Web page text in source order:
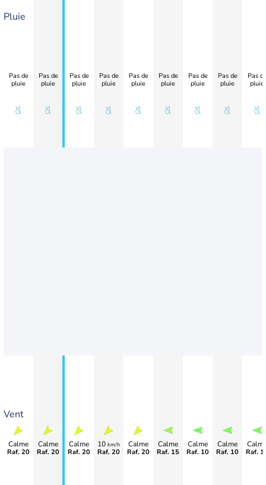
Pluie
Vent
Pas de
pluie
Calme
Raf. 20
Pas de
pluie
Calme
Raf. 20
Pas de
pluie
Calme
Raf. 20
Pas de
pluie
10 km/h
Raf. 20
Pas de
pluie
Calme
Raf. 20
Pas de
pluie
Calme
Raf. 15
Pas de
pluie
Calme
Raf. 10
Pas de
pluie
Calme
Raf. 10
Pas
pluie
Raf.